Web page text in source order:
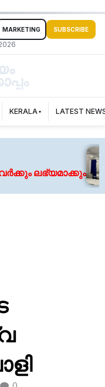
MARKETING SUBSCRIBE
KERALA LATEST
ലഭ്യമാക്കും